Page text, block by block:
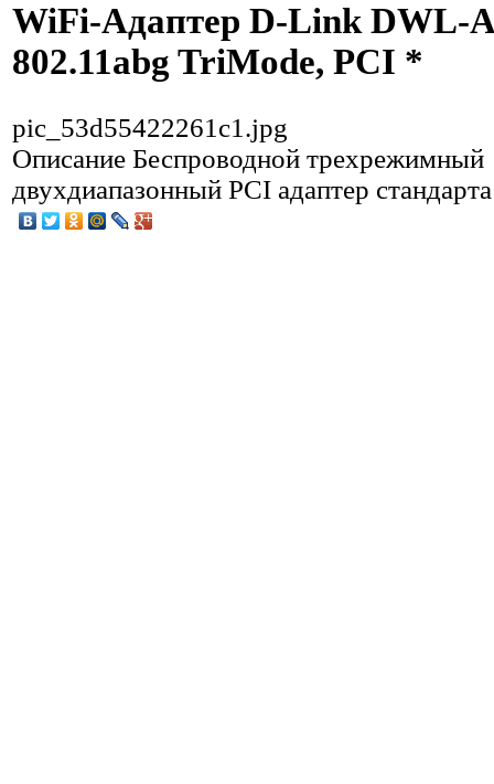
WiFi-Адаптер D-Link DWL-
802.11abg TriMode, PCI *
pic_53d55422261c1.jpg
Описание Беспроводной трехрежимный
двухдиапазонный PCI адаптер